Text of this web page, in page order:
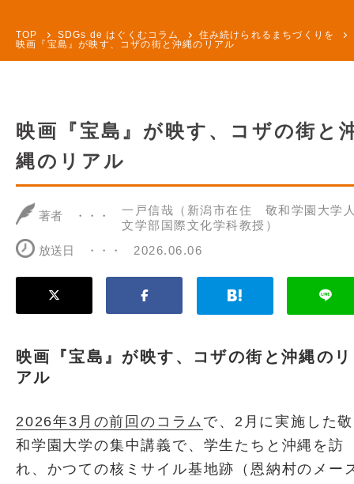
TOP SDGs de はぐくむコラム
住み続けられるまちづくりを
映画『宝島』が映す、コザの街と沖縄のリアル
映画『宝島』が映す、コザの街と
縄のリアル
著者
一戸信哉（新潟市在住 敬和学園大学
文学部国際文化学科教授）
放送日
2026.06.06
映画『宝島』が映す、コザの街と沖縄のリ
アル
2026年3月の前回のコラム で、2月に実施した敬
和学園大学の集中講義で、学生たちと沖縄を訪
れ、かつての核ミサイル基地跡（恩納村のメー